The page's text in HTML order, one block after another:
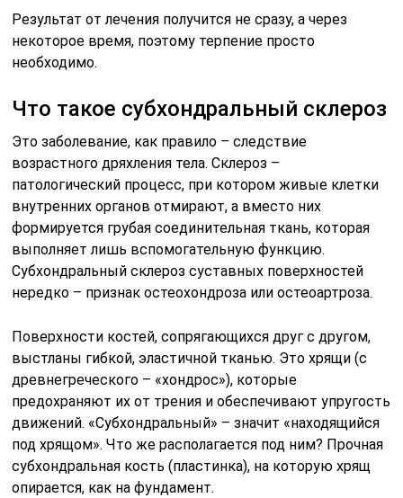
Результат от лечения получится не сразу, а через
некоторое время, поэтому терпение просто
необходимо.
Что такое субхондральный склероз
Это заболевание, как правило – следствие
возрастного дряхления тела. Склероз –
патологический процесс, при котором живые клетки
внутренних органов отмирают, а вместо них
формируется грубая соединительная ткань, которая
выполняет лишь вспомогательную функцию.
Субхондральный склероз суставных поверхностей
нередко – признак остеохондроза или остеоартроза.
Поверхности костей, сопрягающихся друг с другом,
выстланы гибкой, эластичной тканью. Это хрящи (с
древнегреческого – «хондрос»), которые
предохраняют их от трения и обеспечивают упругость
движений. «Субхондральный» – значит «находящийся
под хрящом». Что же располагается под ним? Прочная
субхондральная кость (пластинка), на которую хрящ
опирается, как на фундамент.